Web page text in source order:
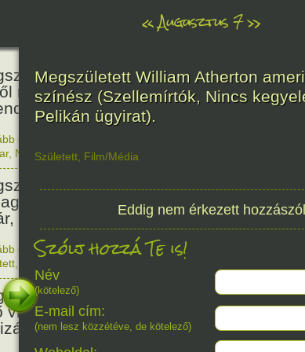
«Augusztus 7»
Báthori Erzsébet,
rémséges és kegyetlen
éltek.
olvasom
, Nő Történelem
Kondor Gusztáv
matematikus, egyetemi
akadémikus.
olvasom|Nincs hozzászólás, szólj hozzá!
Mata Hari, a híres
világháborús táncosnő,
és kém.
Megszületett William Atherton
színész (Szellemírtók, Nincs
Pelikán ügyirat).
Született Film/Média
Eddig nem érkezett
Szólj hozzá Te is!
Név
(kötelező)
E-mail cím:
(nem lesz közzétéve, de kötelező)